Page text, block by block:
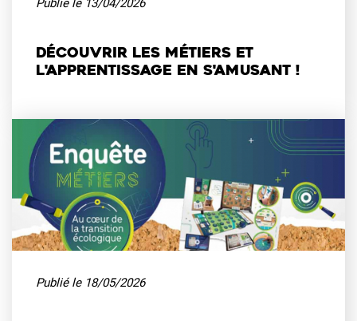
Publié le 13/04/2026
Découvrir les métiers et
l'apprentissage en s'amusant !
Publié le 18/05/2026